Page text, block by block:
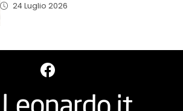
24 Luglio 2026